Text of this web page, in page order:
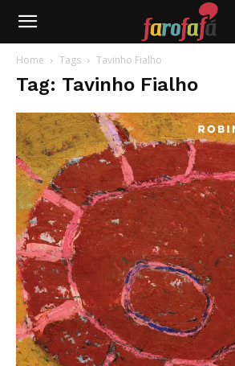
Farofafá
Home Tags Tavinho Fialho
Tag: Tavinho Fialho